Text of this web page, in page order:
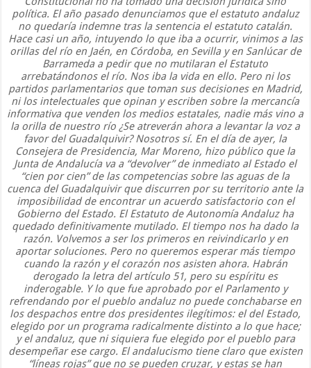
política. El año pasado denunciamos que el estatuto andaluz
no quedaría indemne tras la sentencia el estatuto catalán.
Hace casi un año, intuyendo lo que iba a ocurrir, vinimos a las
orillas del río en Jaén, en Córdoba, en Sevilla y en Sanlúcar de
Barrameda a pedir que no mutilaran el Estatuto
arrebatándonos el río. Nos iba la vida en ello. Pero ni los
partidos parlamentarios que toman sus decisiones en Madrid,
ni los intelectuales que opinan y escriben sobre la mercancía
informativa que venden los medios estatales, nadie más vino a
la orilla de nuestro río ¿Se atreverán ahora a levantar la voz a
favor del Guadalquivir? Nosotros sí. En el día de ayer, la
Consejera de Presidencia, Mar Moreno, hizo público que la
Junta de Andalucía va a “devolver” de inmediato al Estado el
“cien por cien” de las competencias sobre las aguas de la
cuenca del Guadalquivir que discurren por su territorio ante la
imposibilidad de encontrar un acuerdo satisfactorio con el
Gobierno del Estado. El Estatuto de Autonomía Andaluz ha
quedado definitivamente mutilado. El tiempo nos ha dado la
razón. Volvemos a ser los primeros en reivindicarlo y en
aportar soluciones. Pero no queremos esperar más tiempo
cuando la razón y el corazón nos asisten ahora. Habrán
derogado la letra del artículo 51, pero su espíritu es
inderogable. Y lo que fue aprobado por el Parlamento y
refrendando por el pueblo andaluz no puede conchabarse en
los despachos entre dos presidentes ilegítimos: el del Estado,
elegido por un programa radicalmente distinto a lo que hace;
y el andaluz, que ni siquiera fue elegido por el pueblo para
desempeñar ese cargo. El andalucismo tiene claro que existen
“líneas rojas” que no se pueden cruzar, y estas se han